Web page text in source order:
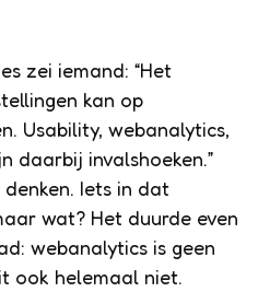
zei iemand: “Het
kan op
Usability, webanalytics,
daarbij invalshoeken.”
Iets in dat
wat? Het duurde even
webanalytics is geen
ook helemaal niet.